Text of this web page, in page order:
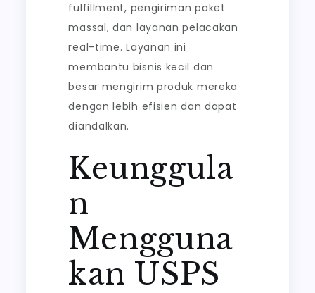
fulfillment, pengiriman paket
massal, dan layanan pelacakan
real-time. Layanan ini
membantu bisnis kecil dan
besar mengirim produk mereka
dengan lebih efisien dan dapat
diandalkan.
Keunggula
n
Mengguna
kan USPS